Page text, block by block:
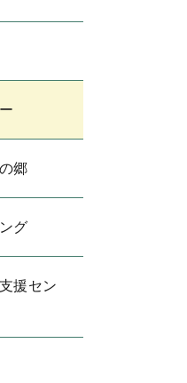
郷
グ
援セン